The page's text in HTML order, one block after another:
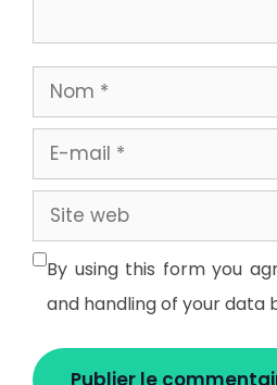
Nom
mail
Site
web
By using this form you
and handling of your data